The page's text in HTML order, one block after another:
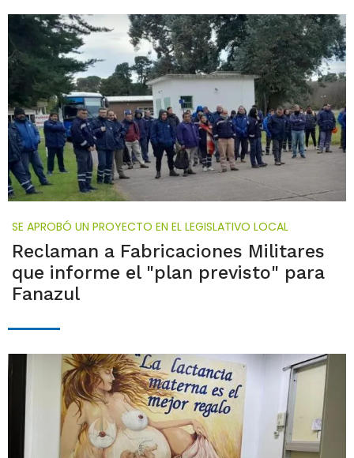
SE APROBÓ UN PROYECTO EN EL LEGISLATIVO LOCAL
Reclaman a Fabricaciones Militares
que informe el "plan previsto" para
Fanazul